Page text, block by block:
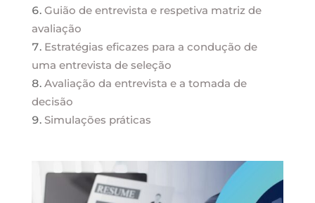
Guião de entrevista e respetiva matriz de
avaliação
Estratégias eficazes para a condução de
uma entrevista de seleção
Avaliação da entrevista e a tomada de
decisão
Simulações práticas